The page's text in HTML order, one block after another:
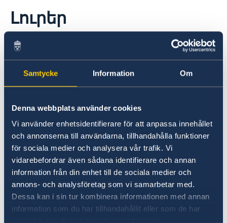
Samtycke Information Om
Denna webbplats använder cookies
Vi använder enhetsidentifierare för att anpassa innehållet
och annonserna till användarna, tillhandahålla funktioner
för sociala medier och analysera vår trafik. Vi
vidarebefordrar även sådana identifierare och annan
information från din enhet till de sociala medier och
annons- och analysföretag som vi samarbetar med.
Dessa kan i sin tur kombinera informationen med annan
information som du har tillhandahållit eller som de har
Մեր մասին
Դեսպան
Ընթացիկ տեղեկատվություն
Լուրեր
Լուրեր
15 ապր 2025
Զատիկի տոներին
դեսպանությունը փակ կլինի
02 ապր 2025
Շվեդիա մուտքի վիզա
23 դեկ 2024
Դեսպանությունը
ժամանակավորապես փակ կլինի